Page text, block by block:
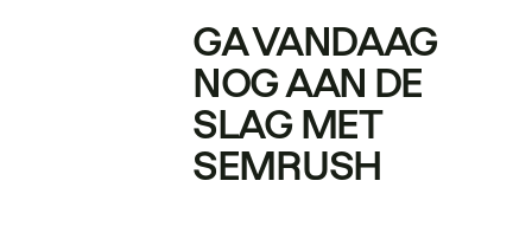
GA VANDAAG
NOG AAN DE
SLAG MET
SEMRUSH